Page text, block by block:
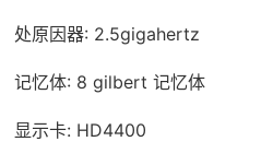
处原因器: 2.5gigahertz
记忆体: 8 gilbert 记忆体
显示卡: HD4400